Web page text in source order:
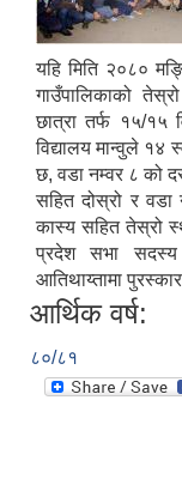
यहि मिति २०८०
गाउँपालिकाको
छात्रा तर्फ १५/१५
विद्यालय मान्वुले
छ, वडा नम्वर ८ को
सहित दोस्रो र
कास्य सहित तेस्रो
प्रदेश सभा सदस्य
आतिथाय्तामा
आर्थिक वर्ष:
८०/८१